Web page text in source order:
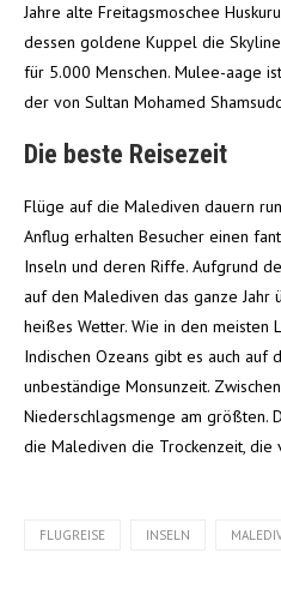
Jahre alte Freitagsmoschee
dessen goldene Kuppel die
für 5.000 Menschen. Mulee-aage
der von Sultan Mohamed
Die beste Reisezeit
Flüge auf die Malediven dauern
Anflug erhalten Besucher einen
Inseln und deren Riffe. Aufgrund
auf den Malediven das ganze Jahr
heißes Wetter. Wie in den meisten
Indischen Ozeans gibt es auch auf
unbeständige Monsunzeit.
Niederschlagsmenge am größten.
die Malediven die Trockenzeit, die
FLUGREISE INSELN